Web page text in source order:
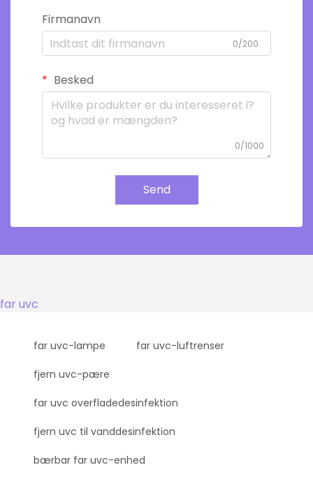
Firmanavn
0/200
Besked
0/1000
Send
far uvc
far uvc-lampe far uvc-luftrenser
fjern uvc-pære
far uvc overfladedesinfektion
fjern uvc til vanddesinfektion
bærbar far uvc-enhed